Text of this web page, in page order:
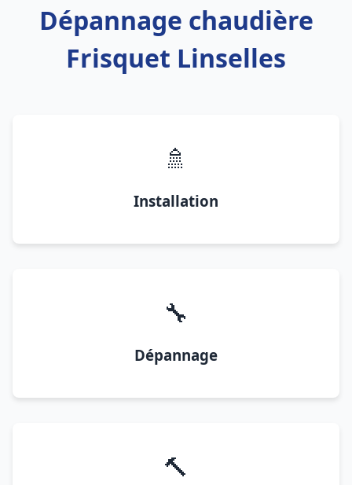
Dépannage chaudière
Frisquet Linselles
🚿
Installation
🔧
Dépannage
🔨